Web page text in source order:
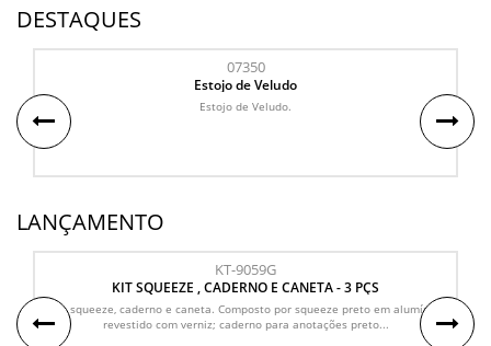
DESTAQUES
07350
Estojo de Veludo
Estojo de Veludo.
LANÇAMENTO
KT-9059G
KIT SQUEEZE , CADERNO E CANETA - 3 PÇS
Kit squeeze, caderno e caneta. Composto por squeeze preto em alumínio
revestido com verniz; caderno para anotações preto...